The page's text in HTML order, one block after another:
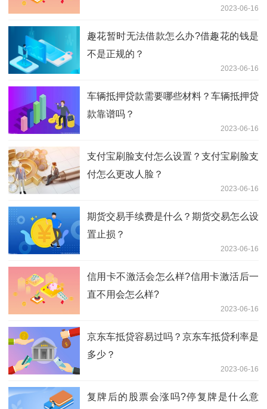
2023-06-16
趣花暂时无法借款怎么办?借趣花的钱是
不是正规的？
2023-06-16
车辆抵押贷款需要哪些材料？车辆抵押贷
款靠谱吗？
2023-06-16
支付宝刷脸支付怎么设置？支付宝刷脸支
付怎么更改人脸？
2023-06-16
期货交易手续费是什么？期货交易怎么设
置止损？
2023-06-16
信用卡不激活会怎么样?信用卡激活后一
直不用会怎么样?
2023-06-16
京东车抵贷容易过吗？京东车抵贷利率是
多少？
2023-06-16
复牌后的股票会涨吗?停复牌是什么意